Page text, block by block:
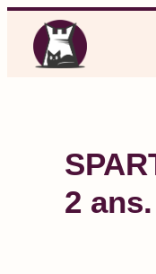
contenu
2 ans.